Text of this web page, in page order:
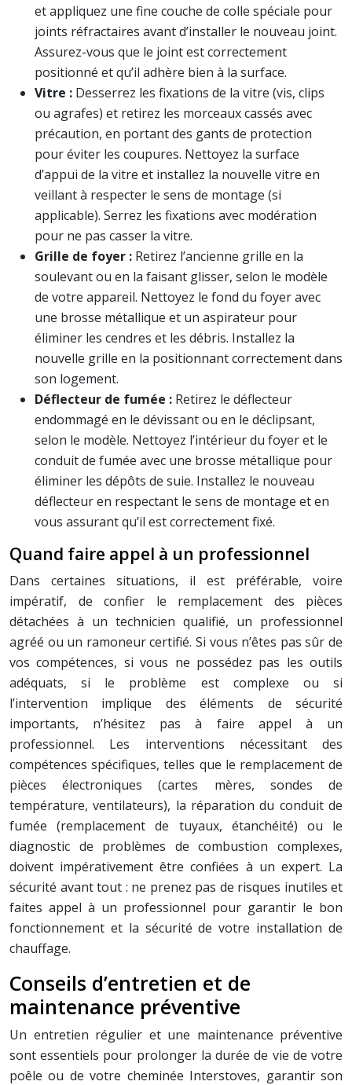
et appliquez une fine couche de colle spéciale pour
joints réfractaires avant d’installer le nouveau joint.
Assurez-vous que le joint est correctement
positionné et qu’il adhère bien à la surface.
Vitre : Desserrez les fixations de la vitre (vis, clips
ou agrafes) et retirez les morceaux cassés avec
précaution, en portant des gants de protection
pour éviter les coupures. Nettoyez la surface
d’appui de la vitre et installez la nouvelle vitre en
veillant à respecter le sens de montage (si
applicable). Serrez les fixations avec modération
pour ne pas casser la vitre.
Grille de foyer : Retirez l’ancienne grille en la
soulevant ou en la faisant glisser, selon le modèle
de votre appareil. Nettoyez le fond du foyer avec
une brosse métallique et un aspirateur pour
éliminer les cendres et les débris. Installez la
nouvelle grille en la positionnant correctement dans
son logement.
Déflecteur de fumée : Retirez le déflecteur
endommagé en le dévissant ou en le déclipsant,
selon le modèle. Nettoyez l’intérieur du foyer et le
conduit de fumée avec une brosse métallique pour
éliminer les dépôts de suie. Installez le nouveau
déflecteur en respectant le sens de montage et en
vous assurant qu’il est correctement fixé.
Quand faire appel à un professionnel
Dans certaines situations, il est préférable, voire
impératif, de confier le remplacement des pièces
détachées à un technicien qualifié, un professionnel
agréé ou un ramoneur certifié. Si vous n’êtes pas sûr de
vos compétences, si vous ne possédez pas les outils
adéquats, si le problème est complexe ou si
l’intervention implique des éléments de sécurité
importants, n’hésitez pas à faire appel à un
professionnel. Les interventions nécessitant des
compétences spécifiques, telles que le remplacement de
pièces électroniques (cartes mères, sondes de
température, ventilateurs), la réparation du conduit de
fumée (remplacement de tuyaux, étanchéité) ou le
diagnostic de problèmes de combustion complexes,
doivent impérativement être confiées à un expert. La
sécurité avant tout : ne prenez pas de risques inutiles et
faites appel à un professionnel pour garantir le bon
fonctionnement et la sécurité de votre installation de
chauffage.
Conseils d’entretien et de
maintenance préventive
Un entretien régulier et une maintenance préventive
sont essentiels pour prolonger la durée de vie de votre
poêle ou de votre cheminée Interstoves, garantir son